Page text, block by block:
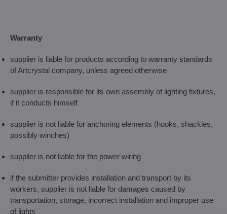
Warranty
supplier is liable for products according to warranty standards
of Artcrystal company, unless agreed otherwise
supplier is responsible for its own assembly of lighting fixtures,
if it conducts himself
supplier is not liable for anchoring elements (hooks, shackles,
possibly winches)
supplier is not liable for the power wiring
if the submitter provides installation and transport by its
workers, supplier is not liable for damages caused by
transportation, storage, incorrect installation and improper use
of lights